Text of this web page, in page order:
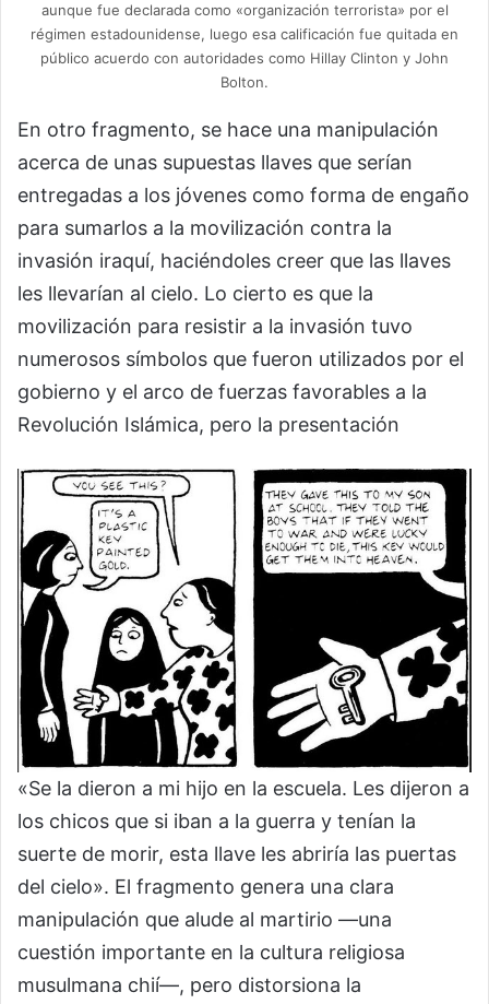
aunque fue declarada como «organización terrorista» por el
régimen estadounidense, luego esa calificación fue quitada en
público acuerdo con autoridades como Hillay Clinton y John
Bolton.
En otro fragmento, se hace una manipulación
acerca de unas supuestas llaves que serían
entregadas a los jóvenes como forma de engaño
para sumarlos a la movilización contra la
invasión iraquí, haciéndoles creer que las llaves
les llevarían al cielo. Lo cierto es que la
movilización para resistir a la invasión tuvo
numerosos símbolos que fueron utilizados por el
gobierno y el arco de fuerzas favorables a la
Revolución Islámica, pero la presentación
«Se la dieron a mi hijo en la escuela. Les dijeron a
los chicos que si iban a la guerra y tenían la
suerte de morir, esta llave les abriría las puertas
del cielo». El fragmento genera una clara
manipulación que alude al martirio —una
cuestión importante en la cultura religiosa
musulmana chií—, pero distorsiona la